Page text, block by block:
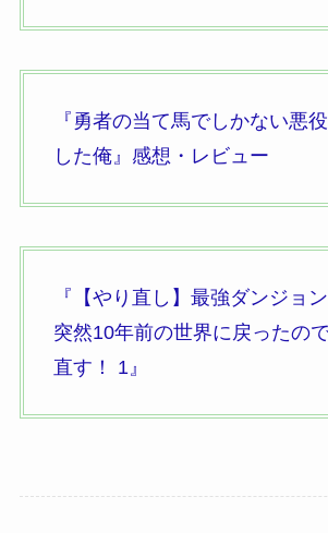
『勇者の当て馬でしかない悪
した俺』 感想・レビュー
『【やり直し】最強ダンジョ
突然10年前の世界に戻ったの
直す！
1』